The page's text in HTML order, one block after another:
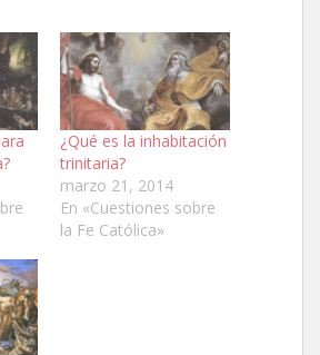
¿Qué es la inhabitación
trinitaria?
marzo 21, 2014
En «Cuestiones sobre
la Fe Católica»